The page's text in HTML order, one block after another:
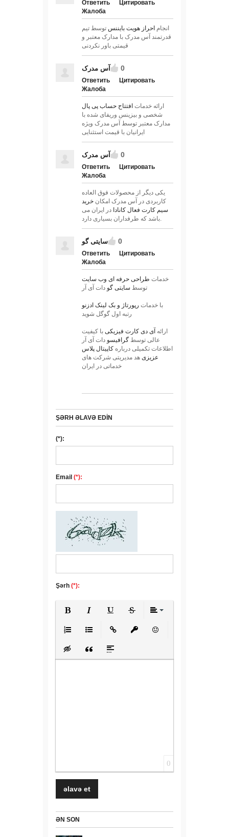
Ответить
Цитировать
Жалоба
انجام احراز هویت بایننس توسط تیم
قدرتمند آس مدرک با مدارک معتبر و
قیمتی باور نکردنی
آس مدرک 0
Ответить
Цитировать
Жалоба
ارائه خدمات افتتاح حساب پی پال
شخصی و بیزینس وریفای شده با
مدارک معتبر توسط آس مدرک ویژه
ایرانیان با قیمت استثنایی
آس مدرک 0
Ответить
Цитировать
Жалоба
یکی دیگر از محصولات فوق العاده
کاربردی در آس مدرک امکان خرید
سیم کارت فعال کانادا در ایران می
باشد که طرفداران بسیاری دارد.
سایتی گو 0
Ответить
Цитировать
Жалоба
خدمات طراحی حرفه ای وب سایت
توسط سایتی گو دات آی آر
با خدمات رپورتاژ و بک لینک ادزنو
رتبه اول گوگل شوید
ارائه آی دی کارت فیزیکی با کیفیت
عالی توسط گرافیسو دات آی آر
اطلاعات تکمیلی درباره کاپیتال پلاس
عزیزی هد مدیریتی شرکت های
خدماتی در ایران
ŞƏRH ƏLAVƏ EDIN
(*):
Email (*):
Şərh (*):
Insert hidden text
Insert QuoteInsert spoiler
0
ƏN SON